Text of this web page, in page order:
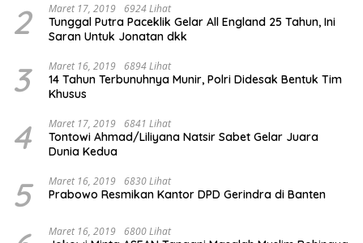
2 Maret 17, 2019 6924 Lihat
Tunggal Putra Paceklik Gelar All England 25 Tahun, Ini
Saran Untuk Jonatan dkk
3 Maret 16, 2019 6894 Lihat
14 Tahun Terbunuhnya Munir, Polri Didesak Bentuk Tim
Khusus
4 Maret 17, 2019 6841 Lihat
Tontowi Ahmad/Liliyana Natsir Sabet Gelar Juara
Dunia Kedua
5 Maret 16, 2019 6830 Lihat
Prabowo Resmikan Kantor DPD Gerindra di Banten
Maret 16, 2019 6800 Lihat